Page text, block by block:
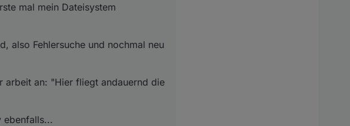
mal mein Dateisystem
also Fehlersuche und nochmal neu
arbeit an: "Hier fliegt andauernd die
ebenfalls...